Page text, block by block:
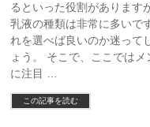
るといった役割があります
乳液の種類は非常に多いで
れを選べば良いのか迷って
ょう。 そこで、ここでは
に注目 …
この記事を読む